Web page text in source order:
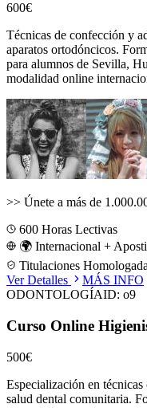
600€
Técnicas de confección y
aparatos ortodóncicos.
para alumnos de Sevilla,
modalidad online
>> Únete a más de
600 Horas Lectivas
🌍 Internacional +
Titulaciones
Ver Detalles
MÁS INFO
ODONTOLOGÍAID: o9
Curso Online
500€
Especialización en
salud dental comunitaria.